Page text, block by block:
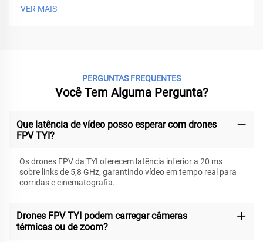
VER MAIS
PERGUNTAS FREQUENTES
Você Tem Alguma Pergunta?
Que latência de vídeo posso esperar com drones
FPV TYI?
Os drones FPV da TYI oferecem latência inferior a 20 ms
sobre links de 5,8 GHz, garantindo vídeo em tempo real para
corridas e cinematografia.
Drones FPV TYI podem carregar câmeras
térmicas ou de zoom?